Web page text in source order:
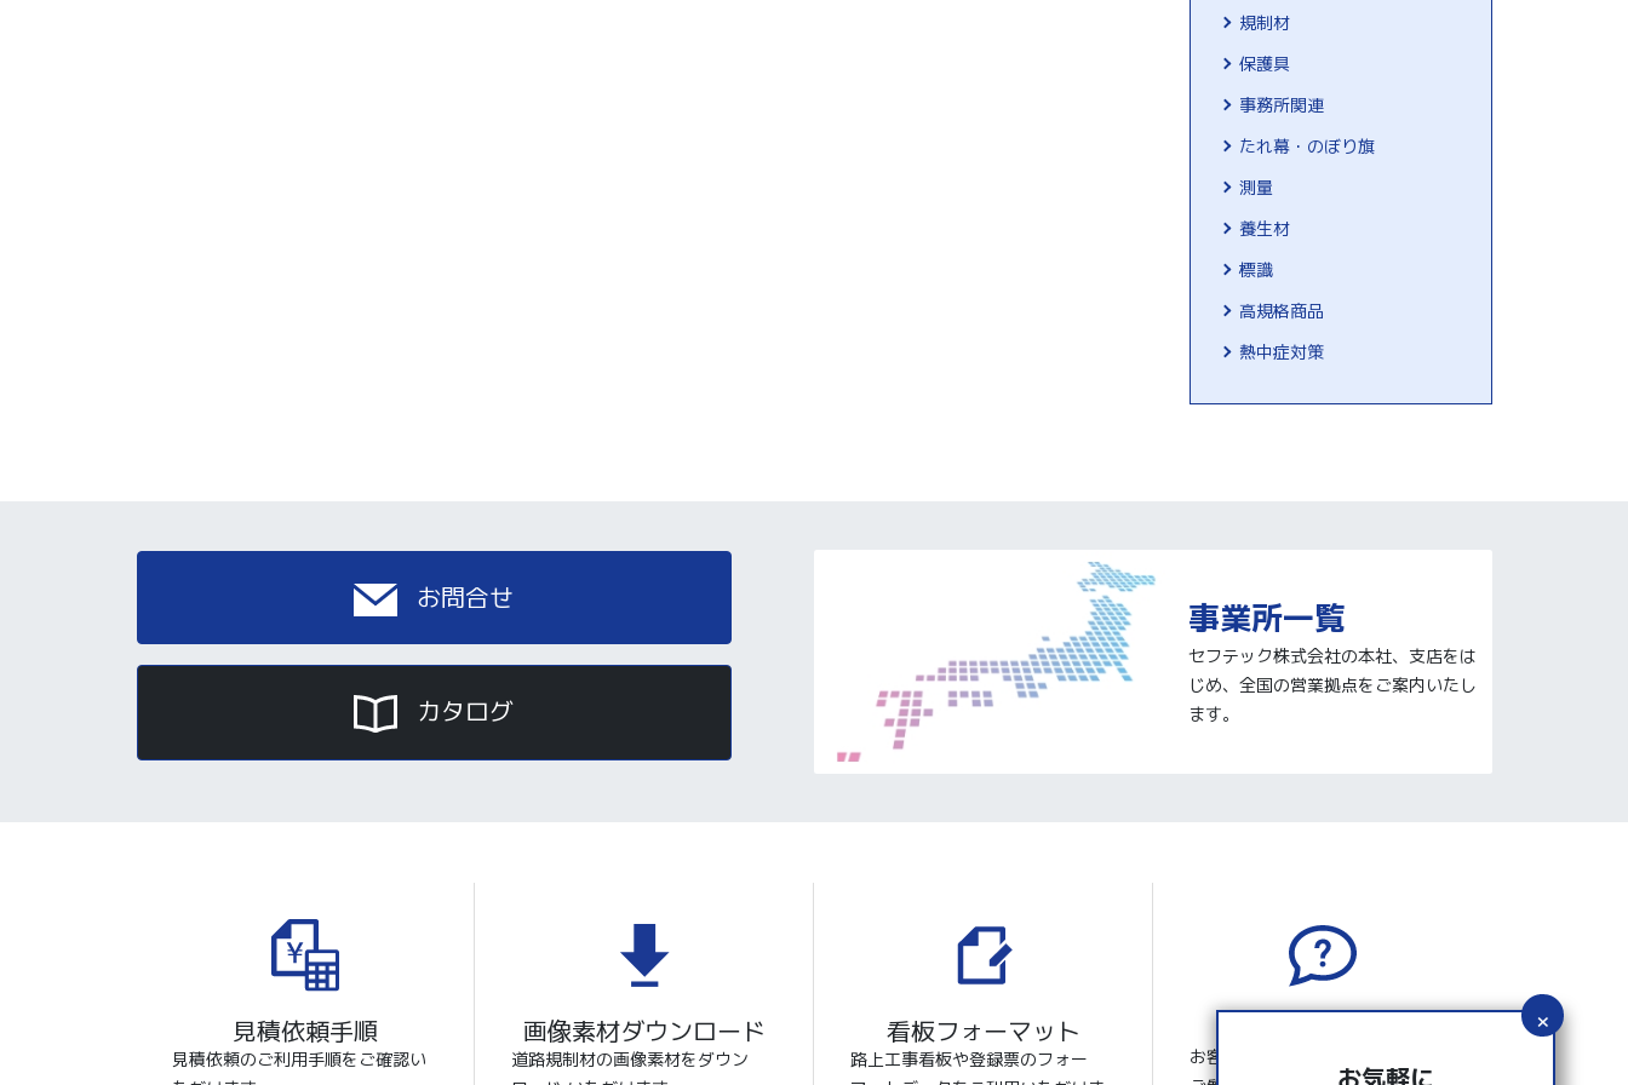
規制材
保護具
事務所関連
たれ幕・のぼり旗
測量
養生材
標識
高規格商品
熱中症対策
お問合せ
カタログ
事業所一覧
セフテック株式会社の本社、支店をは
じめ、全国の営業拠点をご案内いたし
ます。
見積依頼手順
見積依頼のご利用手順をご確認い
画像素材ダウンロード
道路規制材の画像素材をダウン
看板フォーマット
路上工事看板や登録票のフォー
お客さまから寄せられたよくある
お気軽に